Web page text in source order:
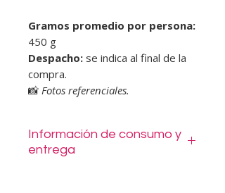
Gramos promedio por persona:
450 g
Despacho: se indica al final de la
compra.
📸 Fotos referenciales.
Información de consumo y
entrega